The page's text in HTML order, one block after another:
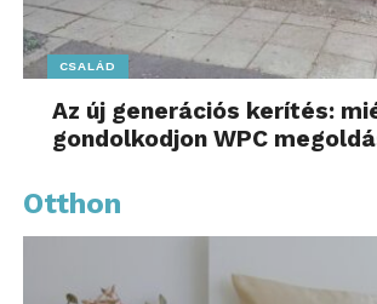
CSALÁD
Az új generációs kerítés:
gondolkodjon WPC
Otthon